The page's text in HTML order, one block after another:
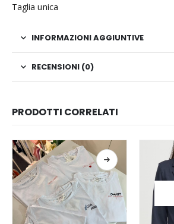
Taglia unica
INFORMAZIONI AGGIUNTIVE
RECENSIONI (0)
PRODOTTI CORRELATI